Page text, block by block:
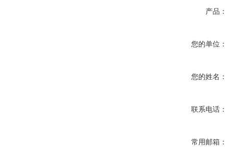
产品：
您的单位：
您的姓名：
联系电话：
常用邮箱：